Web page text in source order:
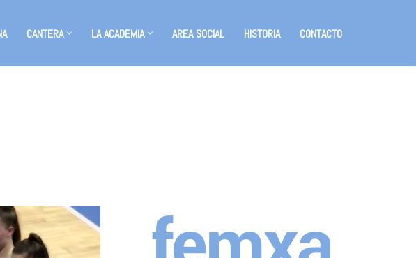
CANTERA LA ACADEMIA AREA SOCIAL HISTORIA CONTACTO